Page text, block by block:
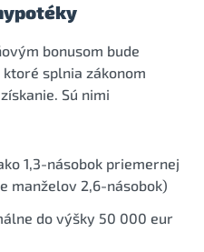
bonusom bude
splnia zákonom
Sú nimi
1,3-násobok priemernej
manželov 2,6-násobok)
do výšky 50 000 eur